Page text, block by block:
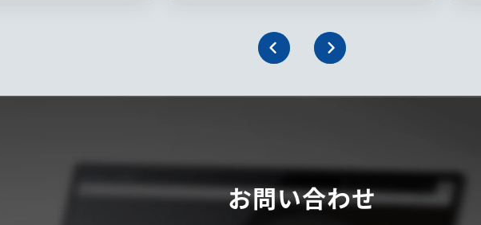
お問い合わせ